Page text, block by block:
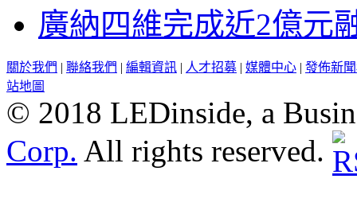
廣納四維完成近2億元
關於我們 | 聯絡我們 | 編輯資訊 | 人才招募 | 媒體中心 | 發佈新
站地圖
© 2018 LEDinside, a
Corp. All rights reserved.